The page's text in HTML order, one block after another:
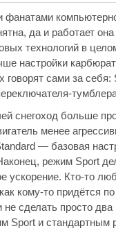
да и работает
технологий в
настройки
говорят сами за
снегоход больше
менее
— базовая
режим Sport
ускорение. Кто-то
кому-то придётся
сделать просто
Sport и стандартным